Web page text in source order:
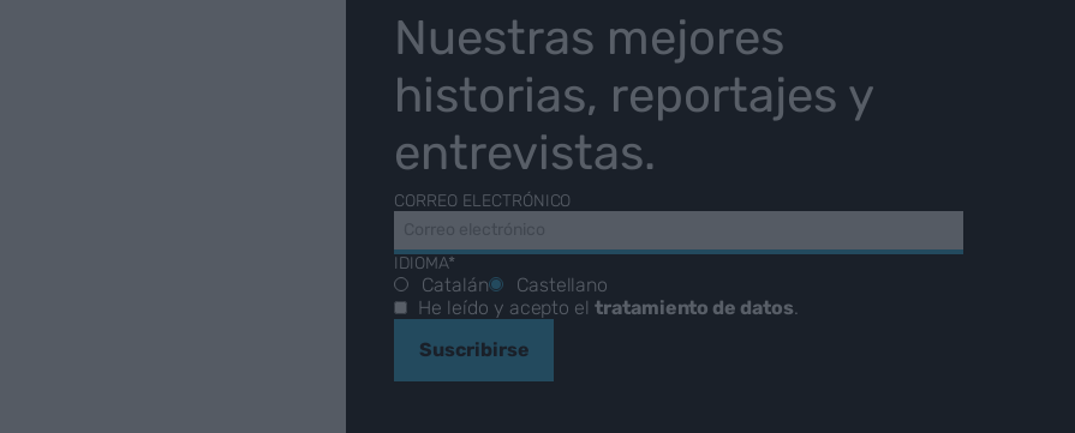
Nuestras mejores
historias, reportajes y
entrevistas.
CORREO ELECTRÓNICO
IDIOMA*
Catalán
Castellano
He leído y acepto eltratamiento de datos.
Suscribirse